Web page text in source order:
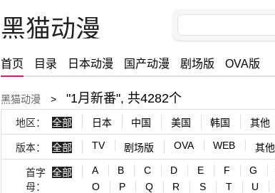
黑猫动漫
首页 目录 日本动漫 国产动漫 剧场版 OVA版
黑猫动漫 > "1月新番", 共4282个
地区： 全部 日本 中国 美国 韩国 其他
版本： 全部 TV 剧场版 OVA WEB 其他
首字
母：
全部 A B C D E F G
O
P Q R S T U